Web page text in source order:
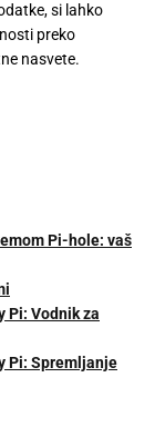
si lahko
preko
nasvete.
Pi-hole: vaš
Pi: Vodnik za
Pi: Spremljanje